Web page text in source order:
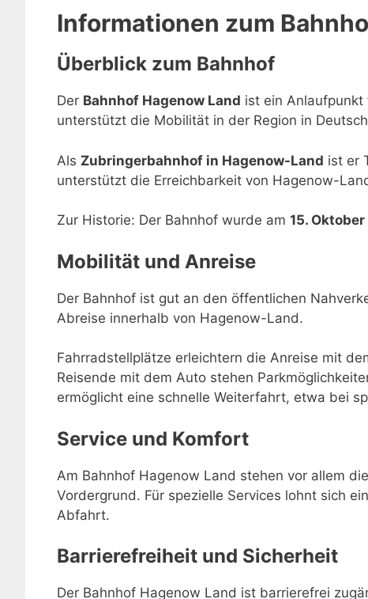
Informationen zum
Überblick zum Bahnhof
Der Bahnhof Hagenow Land ist ein
unterstützt die Mobilität in der Region in
Als Zubringerbahnhof in Hagenow-Land ist er
unterstützt die Erreichbarkeit von Hagenow-
Zur Historie: Der Bahnhof wurde am 15.
Mobilität und Anreise
Der Bahnhof ist gut an den öffentlichen
Abreise innerhalb von Hagenow-Land.
Fahrradstellplätze erleichtern die Anreise mit
Reisende mit dem Auto stehen
ermöglicht eine schnelle Weiterfahrt, etwa bei
Service und Komfort
Am Bahnhof Hagenow Land stehen vor allem
Vordergrund. Für spezielle Services lohnt sich
Abfahrt.
Barrierefreiheit und Sicherheit
Der Bahnhof Hagenow Land ist barrierefrei